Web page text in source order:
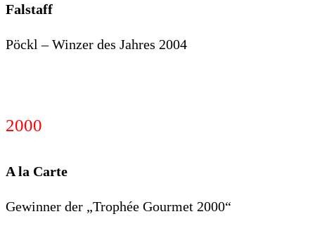
Falstaff
Pöckl – Winzer des Jahres 2004
2000
A la Carte
Gewinner der „Trophée Gourmet 2000“